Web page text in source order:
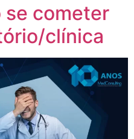
se cometer
clínica